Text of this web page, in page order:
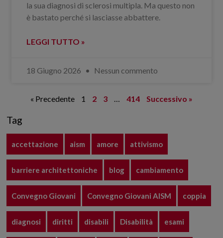
la sua diagnosi di sclerosi multipla. Ma questo non
è bastato perché si lasciasse abbattere.
LEGGI TUTTO »
18 Giugno 2026 Nessun commento
« Precedente 1 2 3 … 414 Successivo »
Tag
accettazione aism amore attivismo
barriere architettoniche blog cambiamento
Convegno Giovani Convegno Giovani AISM coppia
diagnosi diritti disabili Disabilità esami